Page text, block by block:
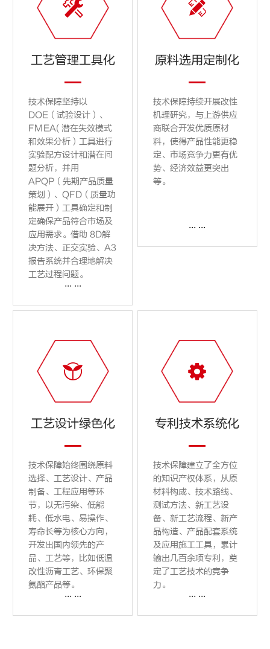

工艺管理工具化
技术保障坚持以
DOE（试验设计）、
FMEA( 潜在失效模式
和效果分析）工具进行
实验配方设计和潜在问
题分析，并用
APQP（先期产品质量
策划）、QFD（质量功
能展开）工具确定和制
定确保产品符合市场及
应用需求。借助 8D解
决方法、正交实验、A3
报告系统并合理地解决
工艺过程问题。
... ...

原料选用定制化
技术保障持续开展改性
机理研究，与上游供应
商联合开发优质原材
料，使得产品性能更稳
定、市场竞争力更有优
势、经济效益更突出
等。
... ...

工艺设计绿色化
技术保障始终围绕原料
选择、工艺设计、产品
制备、工程应用等环
节，以无污染、低能
耗、低水电、易操作、
寿命长等为核心方向，
开发出国内领先的产
品、工艺等，比如低温
改性沥青工艺、环保聚
氨酯产品等。
... ...

专利技术系统化
技术保障建立了全方位
的知识产权体系，从原
材料构成、技术路线、
测试方法、新工艺设
备、新工艺流程、新产
品构造、产品配套系统
及应用施工工具，累计
输出几百余项专利，奠
定了工艺技术的竞争
力。
... ...